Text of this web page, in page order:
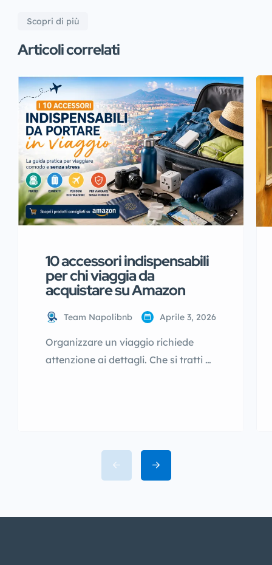
Scopri di più
Articoli correlati
10 accessori indispensabili
per chi viaggia da
acquistare su Amazon
Team Napolibnb Aprile 3, 2026
Organizzare un viaggio richiede
attenzione ai dettagli. Che si tratti di
esempio, trascorre spesso molte ore
tra passeggiate nel centro storico,
escursioni sul lungomare e visite ai